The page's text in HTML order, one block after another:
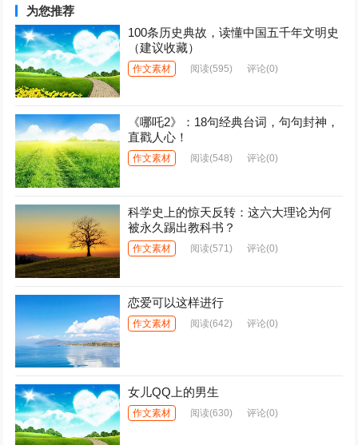
为您推荐
100条历史典故，读懂中国五千年文明史
（建议收藏）
作文素材 阅读(595) 评论(0)
《哪吒2》：18句经典台词，句句封神，
直戳人心！
作文素材 阅读(548) 评论(0)
科学史上的惊天反转：这六大理论为何
被永久踢出教科书？
作文素材 阅读(571) 评论(0)
恋爱可以这样进行
作文素材 阅读(642) 评论(0)
女儿QQ上的男生
作文素材 阅读(630) 评论(0)